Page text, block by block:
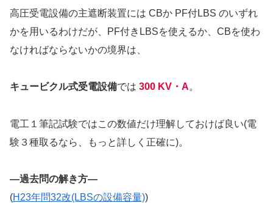
高圧受電設備の主遮断装置には CBか PF付LBS のいずれ
かを用いるわけだが、PF付きLBSを使えるか、CBを使わ
なければならないかの境界は、
キュービクル式受電設備では 300 KV・A。
電工１筆記試験ではこの数値だけ理解しておけば良い(電
験３種取るなら、もっと詳しく正確に)。
—過去問の解き方—
(H23年問32改(LBSの設備容量))